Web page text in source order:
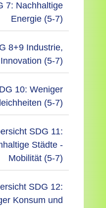
7: Nachhaltige
Energie (5-7)
8+9 Industrie,
(5-7)
10: Weniger
(5-7)
SDG 11:
Städte -
Mobilität (5-7)
SDG 12:
Konsum und